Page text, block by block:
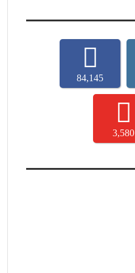
84,145
3,580